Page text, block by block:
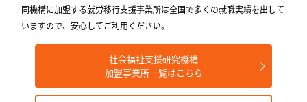
同機構に加盟する就労移⾏⽀援事業所は全国で多くの就職実績を出して
いますので、安⼼してご利⽤ください。
社会福祉支援研究機構
加盟事業所一覧はこちら